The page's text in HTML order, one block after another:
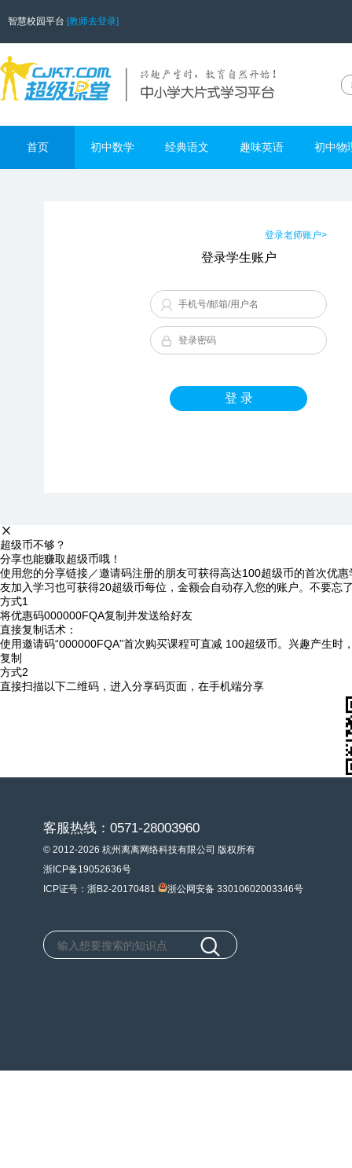
智慧校园平台 [教师去登录]
首页 初中数学 经典语文 趣味英语 初中物
登录老师账户>
登录学生账户
登 录
超级币不够？
分享也能赚取超级币哦！
使用您的分享链接／邀请码注册的朋友可获得高达100超级币的首次优
友加入学习也可获得20超级币每位，金额会自动存入您的账户。不要忘
方式1
将优惠码000000FQA复制并发送给好友
直接复制话术：
使用邀请码“000000FQA”首次购买课程可直减 100超级币。兴趣产生时
复制
方式2
直接扫描以下二维码，进入分享码页面，在手机端分享
客服热线：0571-28003960
© 2012-2026 杭州离离网络科技有限公司 版权所有
浙ICP备19052636号
ICP证号：浙B2-20170481
浙公网安备 33010602003346号